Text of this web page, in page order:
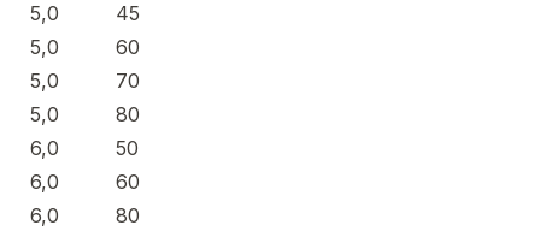
5,0
45
5,0
60
5,0
70
5,0
80
6,0
50
6,0
60
6,0
80